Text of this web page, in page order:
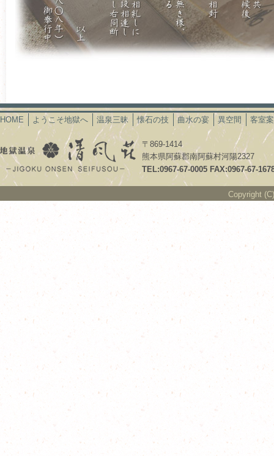
HOME ようこそ地獄へ 温泉三昧 懐石の技 曲水の宴 異空間 客室
〒869-1414
熊本県阿蘇郡南阿蘇村河陽2327
TEL:0967-67-0005 FAX:0967-67-
Copyright